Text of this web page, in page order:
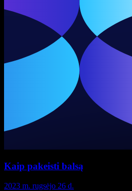
Kaip pakeisti balsą
2023 m. rugsėjo 26 d.